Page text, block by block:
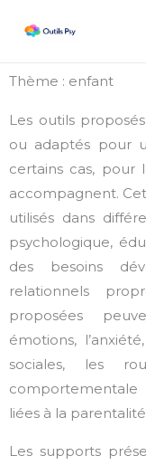
Thème : enfant
Les outils
ou adaptés pour
certains cas, pour
accompagnent.
utilisés dans
psychologique,
des besoins
relationnels
proposées
émotions,
sociales, les
liées à la
Les supports